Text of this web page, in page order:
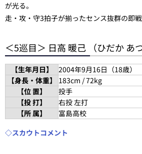
が光る。
走・攻・守3拍子が揃ったセンス抜群の即戦
＜5巡目＞ 日高 暖己 （ひだか あつ
【生年月日】
2004年9月16日（18歳）
【身長・体重】
183cm / 72kg
【位 置】
投手
【投 打】
右投 左打
【所 属】
富島高校
◇スカウトコメント